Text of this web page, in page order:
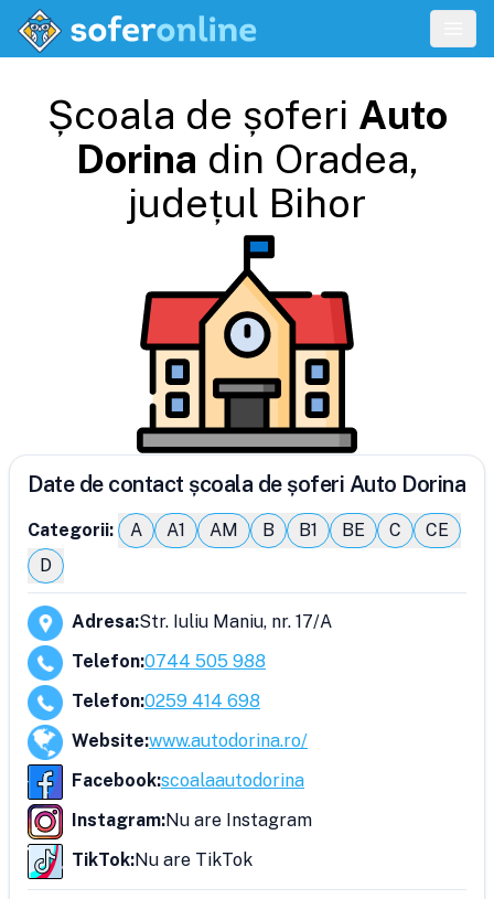
Școala de șoferi Auto
Dorina din Oradea,
județul Bihor
Date de contact școala de șoferi Auto Dorina
Categorii: A A1 AM B B1 BE C
CE
D
Adresa:Str. Iuliu Maniu, nr. 17/A
Telefon:0744 505 988
Telefon:0259 414 698
Website:www.autodorina.ro/
Facebook:scoalaautodorina
Instagram:Nu are Instagram
TikTok:Nu are TikTok